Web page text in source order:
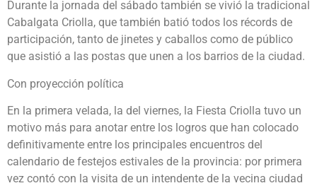
Durante la jornada del sábado también se vivió la tradicional
Cabalgata Criolla, que también batió todos los récords de
participación, tanto de jinetes y caballos como de público
que asistió a las postas que unen a los barrios de la ciudad.
Con proyección política
En la primera velada, la del viernes, la Fiesta Criolla tuvo un
motivo más para anotar entre los logros que han colocado
definitivamente entre los principales encuentros del
calendario de festejos estivales de la provincia: por primera
vez contó con la visita de un intendente de la vecina ciudad